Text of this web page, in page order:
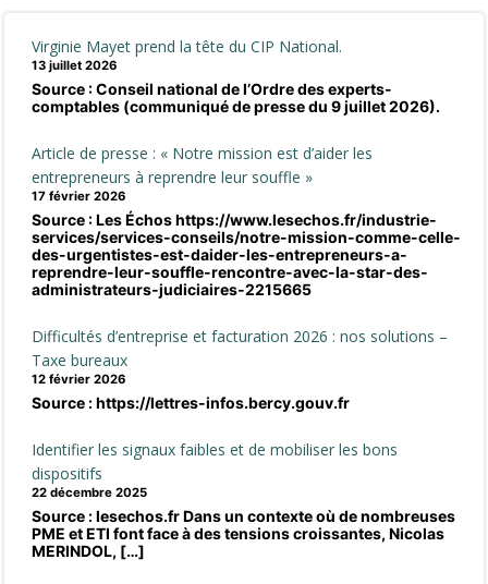
Virginie Mayet prend la tête du CIP National.
13 juillet 2026
Source : Conseil national de l’Ordre des experts-
comptables (communiqué de presse du 9 juillet 2026).
Article de presse : « Notre mission est d’aider les
entrepreneurs à reprendre leur souffle »
17 février 2026
Source : Les Échos https://www.lesechos.fr/industrie-
services/services-conseils/notre-mission-comme-celle-
des-urgentistes-est-daider-les-entrepreneurs-a-
reprendre-leur-souffle-rencontre-avec-la-star-des-
administrateurs-judiciaires-2215665
Difficultés d’entreprise et facturation 2026 : nos solutions –
Taxe bureaux
12 février 2026
Source : https://lettres-infos.bercy.gouv.fr
Identifier les signaux faibles et de mobiliser les bons
dispositifs
22 décembre 2025
Source : lesechos.fr Dans un contexte où de nombreuses
PME et ETI font face à des tensions croissantes, Nicolas
MERINDOL, […]